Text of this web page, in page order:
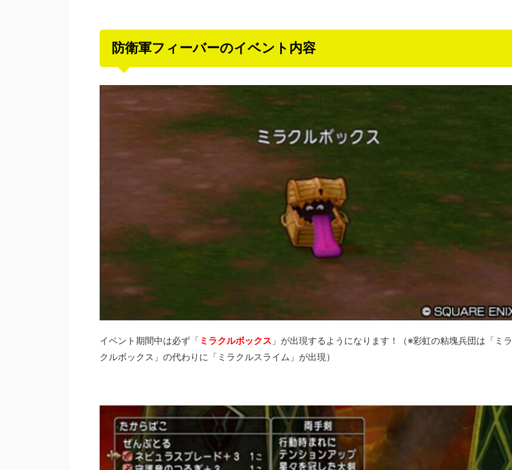
防衛軍フィーバーのイベント内容
イベント期間中は必ず「 ミラクルボックス 」が出現するようになります！（※彩虹の粘塊兵団は「ミラ
クルボックス」の代わりに「ミラクルスライム」が出現）